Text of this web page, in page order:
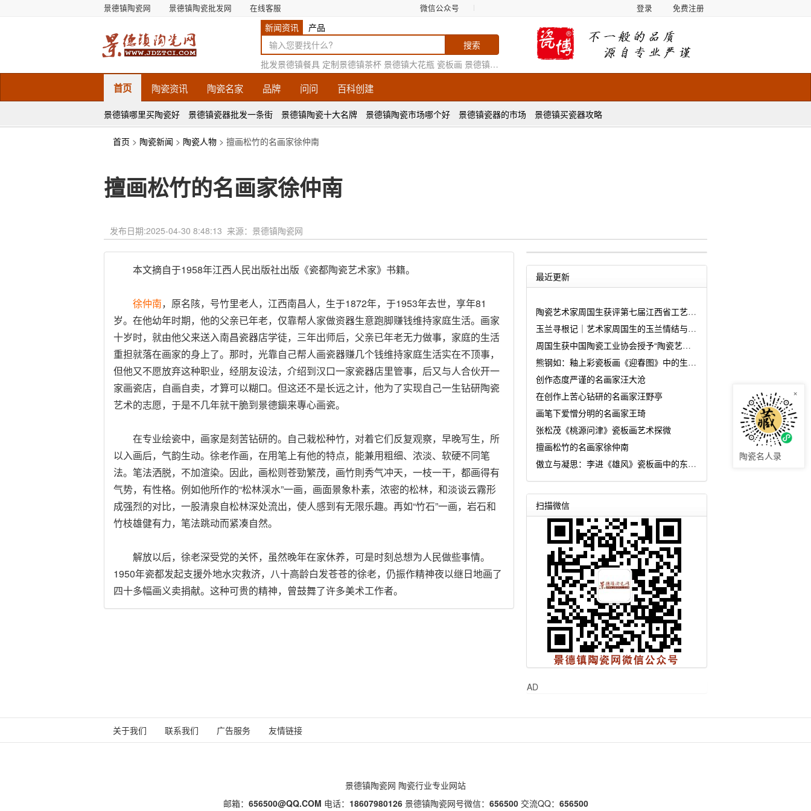
景德镇陶瓷网 景德镇陶瓷批发网 在线客服 微信公众号 登录 免费注册
新闻资讯 产品
批发景德镇餐具 定制景德镇茶杯 景德镇大花瓶 瓷板画 景德镇花瓶厂家
首页 陶瓷资讯 陶瓷名家 品牌 问问 百科创建
景德镇哪里买陶瓷好 景德镇瓷器批发一条街 景德镇陶瓷十大名牌 景德镇陶瓷市场哪个好 景德镇瓷器的市场 景德镇买瓷器攻略
×
陶瓷名人录
首页 > 陶瓷新闻 > 陶瓷人物 > 擅画松竹的名画家徐仲南
擅画松竹的名画家徐仲南
发布日期:2025-04-30 8:48:13 来源：景德镇陶瓷网
本文摘自于1958年江西人民出版社出版《瓷都陶瓷艺术家》书籍。
徐仲南，原名陔，号竹里老人，江西南昌人，生于1872年，于1953年去世，享年81
岁。在他幼年时期，他的父亲已年老，仅靠帮人家做资器生意跑脚赚钱维持家庭生活。画家
十岁时，就由他父来送入南昌瓷器店学徒，三年出师后，父亲已年老无力做事，家庭的生活
重担就落在画家的身上了。那时，光靠自己帮人画瓷器赚几个钱维持家庭生活实在不顶事，
但他又不愿放弃这种职业，经朋友设法，介绍到汉口一家瓷器店里管事，后又与人合伙开一
家画瓷店，自画自卖，才算可以糊口。但这还不是长远之计，他为了实现自己一生钻研陶瓷
艺术的志愿，于是不几年就干脆到景德鎭来專心画瓷。
在专业绘瓷中，画家是刻苦钻研的。自己栽松种竹，对着它们反复观察，早晚写生，所
以入画后，气韵生动。徐老作画，在用笔上有他的特点，能兼用粗细、浓淡、软硬不同笔
法。笔法洒脱，不加渲染。因此，画松则苍勁繁茂，画竹則秀气冲天，一枝一干，都画得有
气势，有性格。例如他所作的“松林渓水”一画，画面景象朴素，浓密的松林，和淡谈云霧形
成强烈的对比，一股清泉自松林深处流出，使人感到有无限乐趣。再如“竹石”一画，岩石和
竹枝雄健有力，笔法跳动而紧凑自然。
解放以后，徐老深受党的关怀，虽然晚年在家休养，可是时刻总想为人民做些事情。
1950年瓷都发起支援外地水灾救济，八十高龄白发苍苍的徐老，仍振作精神夜以继日地画了
四十多幅画义卖捐献。这种可贵的精神，曾鼓舞了许多美术工作者。
最近更新
陶瓷艺术家周国生获评第七届江西省工艺美术大师
玉兰寻根记｜艺术家周国生的玉兰情结与匠心坚守
周国生获中国陶瓷工业协会授予“陶瓷艺术大师传承创新工作室”
熊钢如：釉上彩瓷板画《迎春图》中的生命诗学
创作态度严谨的名画家汪大沧
在创作上苦心钻研的名画家汪野亭
画笔下爱憎分明的名画家王琦
张松茂《桃源问津》瓷板画艺术探微
擅画松竹的名画家徐仲南
傲立与凝思：李进《雄风》瓷板画中的东方哲思
扫描微信
AD
关于我们 联系我们 广告服务 友情链接
景德镇陶瓷网 陶瓷行业专业网站
邮箱： 656500@QQ.COM 电话： 18607980126景德镇陶瓷网号微信： 656500交流QQ： 656500